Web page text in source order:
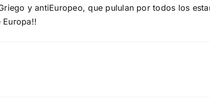
y antiEuropeo, que pululan por todos los
Europa!!